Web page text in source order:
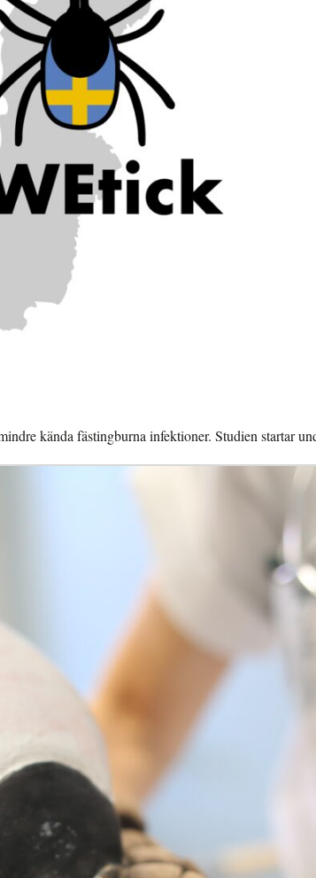
kända fästingburna infektioner. Studien startar